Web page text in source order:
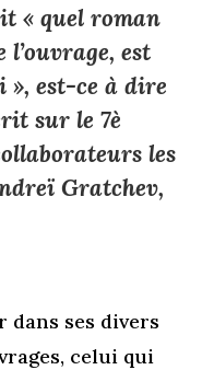
« quel roman
est
est-ce à dire
sur le 7è
les
Gratchev,
dans ses divers
celui qui